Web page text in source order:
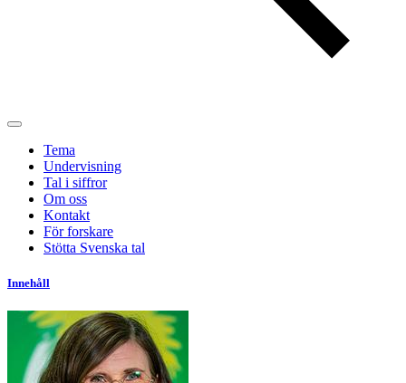
Tema
Undervisning
Tal i siffror
Om oss
Kontakt
För forskare
Stötta Svenska tal
Innehåll